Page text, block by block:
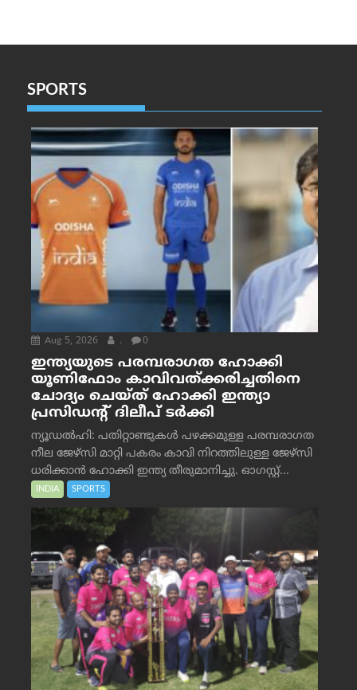
SPORTS
Aug 5, 2026 . 0
ഇന്ത്യയുടെ പരമ്പരാഗത ഹോക്കി
യൂണിഫോം കാവിവത്ക്കരിച്ചതിനെ
ചോദ്യം ചെയ്ത് ഹോക്കി ഇന്ത്യാ
പ്രസിഡന്റ് ദിലീപ് ടര്‍ക്കി
ന്യൂഡൽഹി: പതിറ്റാണ്ടുകൾ പഴക്കമുള്ള പരമ്പരാഗത
നീല ജേഴ്‌സി മാറ്റി പകരം കാവി നിറത്തിലുള്ള ജേഴ്‌സി
ധരിക്കാൻ ഹോക്കി ഇന്ത്യ തീരുമാനിച്ചു. ഓഗസ്റ്റ്...
INDIA SPORTS